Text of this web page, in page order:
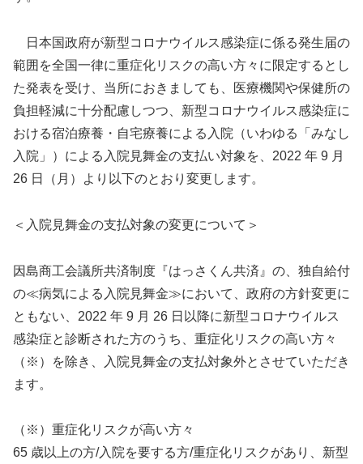
日本国政府が新型コロナウイルス感染症に係る発生届の
範囲を全国一律に重症化リスクの高い方々に限定するとし
た発表を受け、当所におきましても、医療機関や保健所の
負担軽減に十分配慮しつつ、新型コロナウイルス感染症に
おける宿泊療養・自宅療養による入院（いわゆる「みなし
入院」）による入院見舞金の支払い対象を、2022 年 9 月
26 日（月）より以下のとおり変更します。
＜入院見舞金の支払対象の変更について＞
因島商工会議所共済制度『はっさくん共済』の、独自給付
の≪病気による入院見舞金≫において、政府の方針変更に
ともない、2022 年 9 月 26 日以降に新型コロナウイルス
感染症と診断された方のうち、重症化リスクの高い方々
（※）を除き、入院見舞金の支払対象外とさせていただき
ます。
（※）重症化リスクが高い方々
65 歳以上の方/入院を要する方/重症化リスクがあり、新型